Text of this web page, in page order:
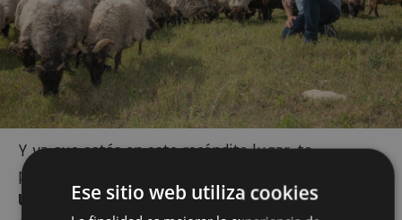
Y ya que estás en este recóndito lugar, te
proponemos hacer una excursión al
Ubagua. Recorrerásun hermoso senderoque
Ese sitio web utiliza cookies